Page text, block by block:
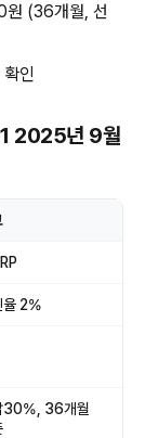
(36개월, 선
인
2025년 9월
율 2%
30%, 36개월